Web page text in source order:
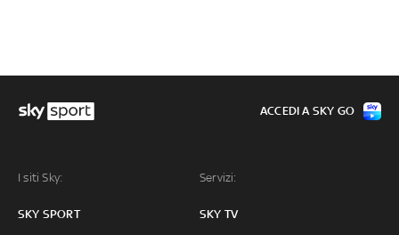
I siti Sky:
SKY SPORT
Servizi:
SKY TV
ACCEDI A SKY GO